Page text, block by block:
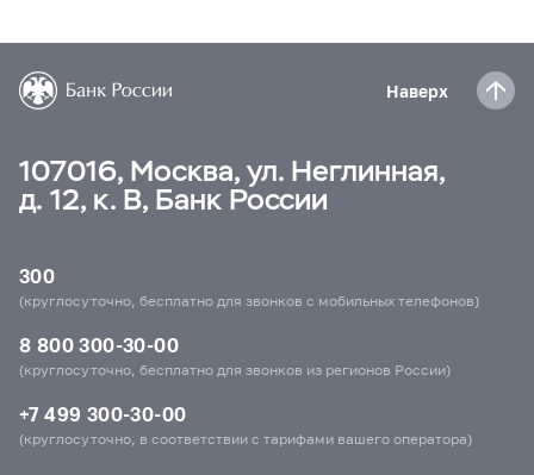
Наверх
107016, Москва, ул. Неглинная,
д. 12, к. В, Банк России
300
(круглосуточно, бесплатно для звонков с мобильных телефонов)
8 800 300-30-00
(круглосуточно, бесплатно для звонков из регионов России)
+7 499 300-30-00
(круглосуточно, в соответствии с тарифами вашего оператора)